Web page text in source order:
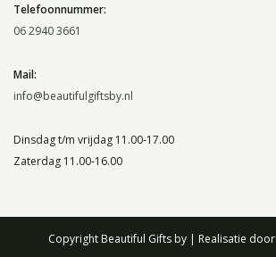
Telefoonnummer:
06 2940 3661
Mail:
info@beautifulgiftsby.nl
Dinsdag t/m vrijdag 11.00-17.00
Zaterdag 11.00-16.00
Copyright Beautiful Gifts by | Realisatie door